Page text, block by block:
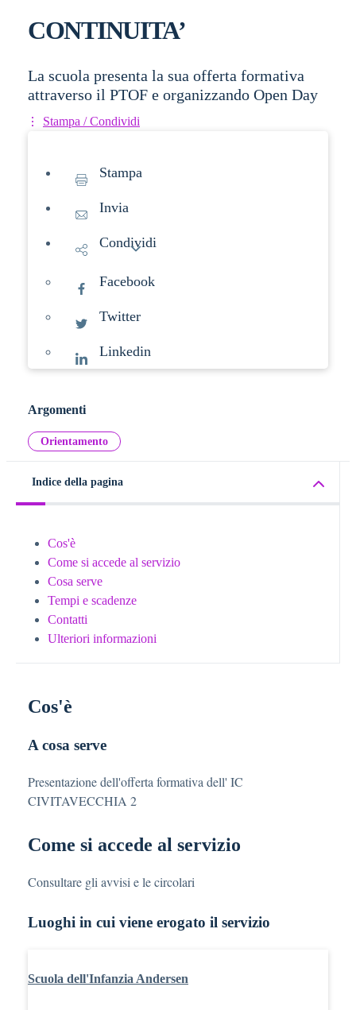
CONTINUITA’
La scuola presenta la sua offerta formativa
attraverso il PTOF e organizzando Open Day
Stampa / Condividi
Stampa
Invia
Condividi
Facebook
Twitter
Linkedin
Argomenti
Orientamento
Indice della pagina
Cos'è
Come si accede al servizio
Cosa serve
Tempi e scadenze
Contatti
Ulteriori informazioni
Cos'è
A cosa serve
Presentazione dell'offerta formativa dell' IC
CIVITAVECCHIA 2
Come si accede al servizio
Consultare gli avvisi e le circolari
Luoghi in cui viene erogato il servizio
Scuola dell'Infanzia Andersen